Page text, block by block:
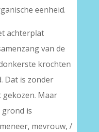
eenheid.
achterplat
van de
krochten
Dat is zonder
gekozen. Maar
is
mevrouw, /